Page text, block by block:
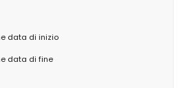
data di inizio
data di fine